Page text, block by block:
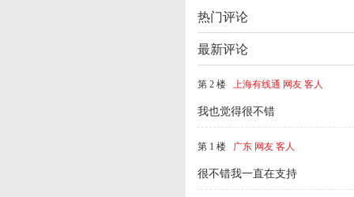
热门评论
最新评论
第 2 楼 上海有线通 网友 客人
我也觉得很不错
第 1 楼 广东 网友 客人
很不错我一直在支持